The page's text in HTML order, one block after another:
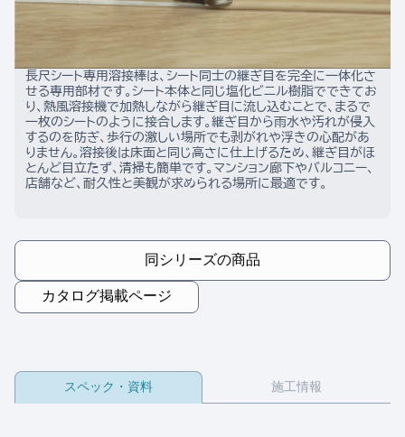
長尺シート専用溶接棒は、シート同士の継ぎ目を完全に一体化さ
せる専用部材です。シート本体と同じ塩化ビニル樹脂でできてお
り、熱風溶接機で加熱しながら継ぎ目に流し込むことで、まるで
一枚のシートのように接合します。継ぎ目から雨水や汚れが侵入
するのを防ぎ、歩行の激しい場所でも剥がれや浮きの心配があ
りません。溶接後は床面と同じ高さに仕上げるため、継ぎ目がほ
とんど目立たず、清掃も簡単です。マンション廊下やバルコニー、
店舗など、耐久性と美観が求められる場所に最適です。
同シリーズの商品
カタログ掲載ページ
スペック・資料 施工情報